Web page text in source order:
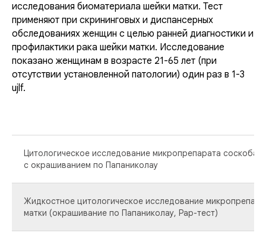
исследования биоматериала шейки матки. Тест
применяют при скрининговых и диспансерных
обследованиях женщин с целью ранней диагностики и
профилактики рака шейки матки. Исследование
показано женщинам в возрасте 21-65 лет (при
отсутствии установленной патологии) один раз в 1-3
ujlf.
Цитологическое исследование микропрепарата соскоба
с окрашиванием по Папаниколау
Жидкостное цитологическое исследование
матки (окрашивание по Папаниколау, Pap-тест)